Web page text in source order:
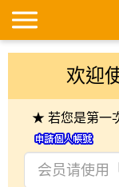
欢迎
★ 若您是第一